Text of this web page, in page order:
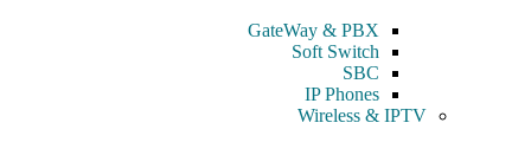
GateWay & PBX
Soft Switch
SBC
IP Phones
Wireless & IPTV